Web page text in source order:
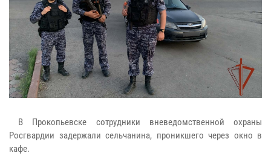
В Прокопьевске сотрудники вневедомственной охраны
Росгвардии задержали сельчанина, проникшего через окно в
кафе.